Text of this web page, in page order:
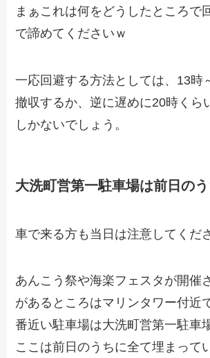
まぁこれは何をどうしたところで
で諦めてくださいｗ
一応回避する方法としては、13時
撤収するか、逆に遅めに20時くら
しかないでしょう。
大洗町営第一駐車場は前日の
車で来る方も当日は注意してくだ
あんこう祭や海楽フェスタが開催
があるところはマリンタワー付近
番近い駐車場は大洗町営第一駐車
ここは前日のうちに全て埋まって